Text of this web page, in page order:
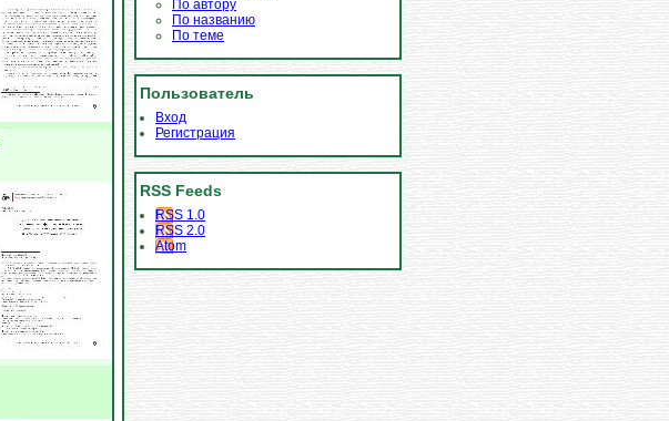
По автору
По названию
По теме
Пользователь
Вход
Регистрация
RSS Feeds
RSS 1.0
RSS 2.0
Atom